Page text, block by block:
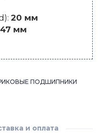
20 мм
47 мм
ПОДШИПНИКИ
и оплата